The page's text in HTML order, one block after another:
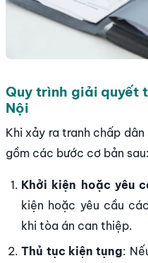
Quy trình giải quyết
Nội
Khi xảy ra tranh chấp
gồm các bước cơ bản sau:
Khởi kiện hoặc yêu
kiện hoặc yêu cầu
khi tòa án can thiệp.
Thủ tục kiện tụng: